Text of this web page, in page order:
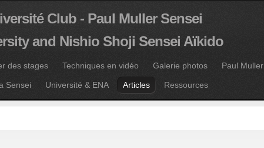
Club - Paul Muller Sensei
and Nishio Shoji Sensei Aïkido
des stages Techniques en vidéo Galerie photos Paul Muller
Sensei Université & ENA Articles Ressources